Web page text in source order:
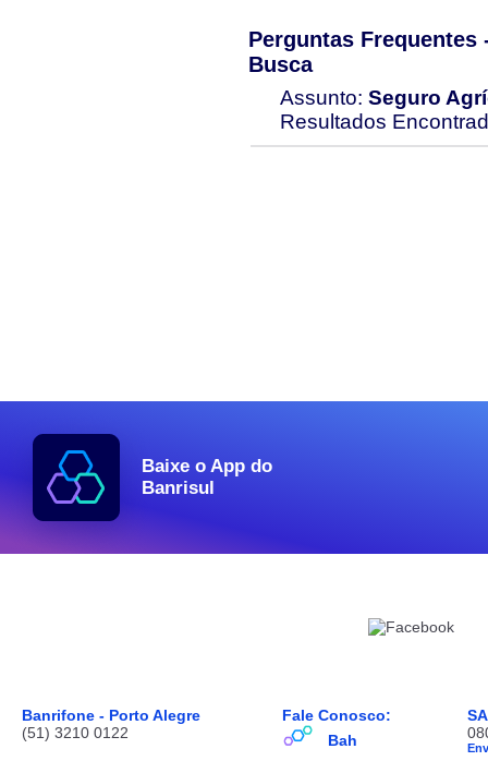
Perguntas Frequentes
Busca
Assunto: Seguro
Resultados
Baixe o App do
Banrisul
Banrifone - Porto Alegre
(51) 3210 0122
Fale Conosco:
Bah